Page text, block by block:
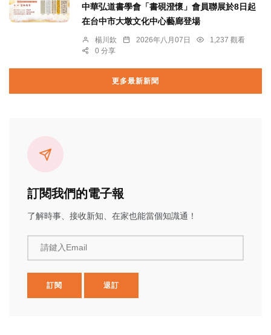
中華弘道書學會「書硯澄懷」會員聯展於8日起
在台中市大墩文化中心藝廊登場
楊川欽 2026年八月07日
1,237 觀看
0 分享
更多最新新聞
訂閱我們的電子報
了解時事、接收新知、在家也能當個知識通！
請鍵入Email
訂閱 退訂